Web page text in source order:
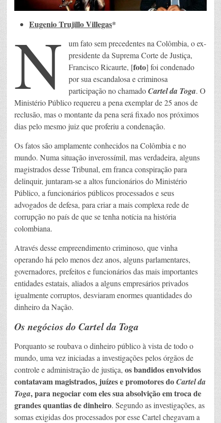
Eugenio Trujillo Villegas*
N
um fato sem precedentes na Colômbia, o ex-
presidente da Suprema Corte de Justiça,
Francisco Ricaurte, [foto] foi condenado
por sua escandalosa e criminosa
participação no chamadoCartel da Toga. O
Ministério Público requereu a pena exemplar de 25 anos de
reclusão, mas o montante da pena será fixado nos próximos
dias pelo mesmo juiz que proferiu a condenação.
Os fatos são amplamente conhecidos na Colômbia e no
mundo. Numa situação inverossímil, mas verdadeira, alguns
magistrados desse Tribunal, em franca conspiração para
delinquir, juntaram-se a altos funcionários do Ministério
Público, a funcionários públicos processados e seus
advogados de defesa, para criar a mais complexa rede de
corrupção no país de que se tenha notícia na história
colombiana.
Através desse empreendimento criminoso, que vinha
operando há pelo menos dez anos, alguns parlamentares,
governadores, prefeitos e funcionários das mais importantes
entidades estatais, aliados a alguns empresários privados
igualmente corruptos, desviaram enormes quantidades do
dinheiro da Nação.
Os negócios do Cartel da Toga
Porquanto se roubava o dinheiro público à vista de todo o
mundo, uma vez iniciadas a investigações pelos órgãos de
controle e administração de justiça, os bandidos envolvidos
contatavam magistrados, juízes e promotores doCartel da
Toga, para negociar com eles sua absolvição em troca de
grandes quantias de dinheiro. Segundo as investigações, as
somas exigidas dos processados ​​por esse Cartel chegavam a